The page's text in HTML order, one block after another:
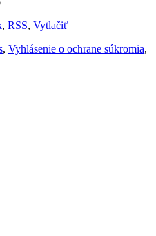
, RSS, Vytlačiť
, Vyhlásenie o ochrane súkromia,